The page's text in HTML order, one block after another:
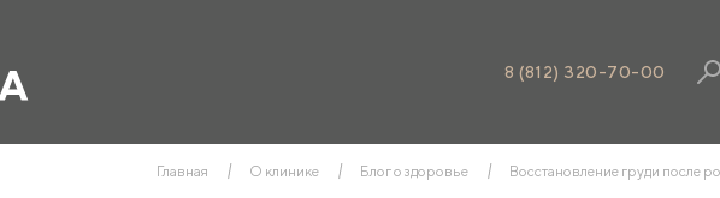
8 (812) 320-70-00
Главная О клинике Блог о здоровье Восстановление груди после